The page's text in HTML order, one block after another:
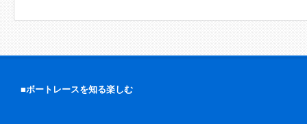
■ボートレースを知る楽しむ